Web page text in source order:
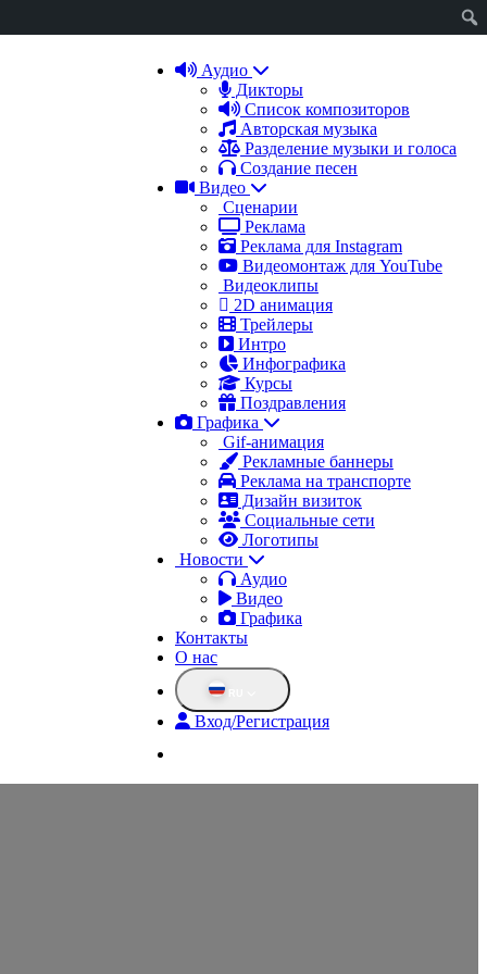
Аудио
Дикторы
Список композиторов
Авторская музыка
Разделение музыки и голоса
Создание песен
Видео
Сценарии
Реклама
Реклама для Instagram
Видеомонтаж для YouTube
Видеоклипы
2D анимация
Трейлеры
Интро
Инфографика
Курсы
Поздравления
Графика
Gif-анимация
Рекламные баннеры
Реклама на транспорте
Дизайн визиток
Социальные сети
Логотипы
Новости
Аудио
Видео
Графика
Контакты
О нас
Вход/Регистрация